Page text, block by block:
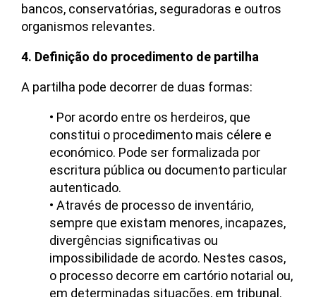
bancos, conservatórias, seguradoras e outros
organismos relevantes.
4. Definição do procedimento de partilha
A partilha pode decorrer de duas formas:
• Por acordo entre os herdeiros, que
constitui o procedimento mais célere e
económico. Pode ser formalizada por
escritura pública ou documento particular
autenticado.
• Através de processo de inventário,
sempre que existam menores, incapazes,
divergências significativas ou
impossibilidade de acordo. Nestes casos,
o processo decorre em cartório notarial ou,
em determinadas situações, em tribunal.